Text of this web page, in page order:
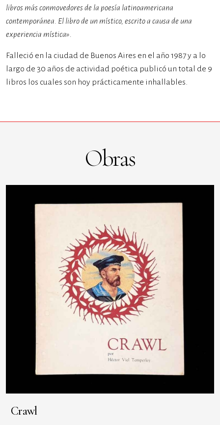
libros más conmovedores de la poesía latinoamericana
contemporánea. El libro de un místico, escrito a causa de una
experiencia mística».
Falleció en la ciudad de Buenos Aires en el año 1987 y a lo
largo de 30 años de actividad poética publicó un total de 9
libros los cuales son hoy prácticamente inhallables.
Obras
Crawl